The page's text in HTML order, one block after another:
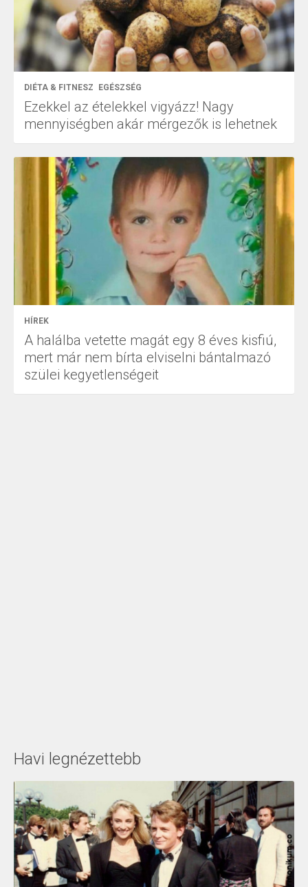
DIÉTA & FITNESZ EGÉSZSÉG
Ezekkel az ételekkel vigyázz! Nagy
mennyiségben akár mérgezők is lehetnek
HÍREK
A halálba vetette magát egy 8 éves kisfiú,
mert már nem bírta elviselni bántalmazó
szülei kegyetlenségeit
Havi legnézettebb